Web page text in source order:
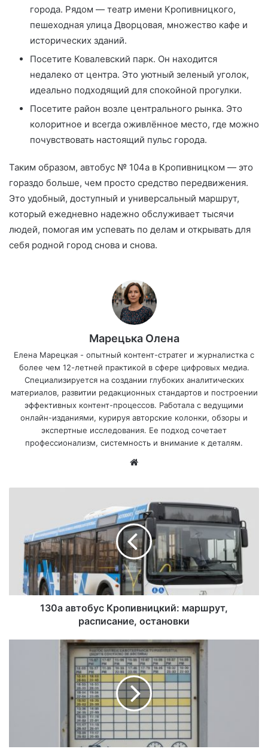
города. Рядом — театр имени Кропивницкого,
пешеходная улица Дворцовая, множество кафе и
исторических зданий.
Посетите Ковалевский парк. Он находится
недалеко от центра. Это уютный зеленый уголок,
идеально подходящий для спокойной прогулки.
Посетите район возле центрального рынка. Это
колоритное и всегда оживлённое место, где можно
почувствовать настоящий пульс города.
Таким образом, автобус № 104а в Кропивницком — это
гораздо больше, чем просто средство передвижения.
Это удобный, доступный и универсальный маршрут,
который ежедневно надежно обслуживает тысячи
людей, помогая им успевать по делам и открывать для
себя родной город снова и снова.
Марецька Олена
Елена Марецкая - опытный контент-стратег и журналистка с
более чем 12-летней практикой в сфере цифровых медиа.
Специализируется на создании глубоких аналитических
материалов, развитии редакционных стандартов и построении
эффективных контент-процессов. Работала с ведущими
онлайн-изданиями, курируя авторские колонки, обзоры и
экспертные исследования. Ее подход сочетает
профессионализм, системность и внимание к деталям.
130а автобус Кропивницкий: маршрут,
расписание, остановки